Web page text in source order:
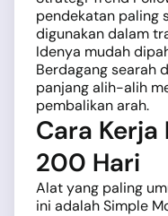
pendekatan paling
digunakan dalam
Idenya mudah
Berdagang searah
panjang alih-alih
pembalikan arah.
Cara Kerja
200 Hari
Alat yang paling
ini adalah Simple